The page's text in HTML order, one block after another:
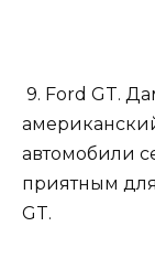
9. Ford GT.
автомобили
приятным
GT.